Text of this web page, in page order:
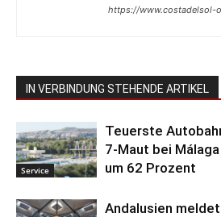
https://www.costadelsol-
IN VERBINDUNG STEHENDE ARTIKEL
Service
Teuerste
7-Maut bei
um 62 Prozent
Andalusien